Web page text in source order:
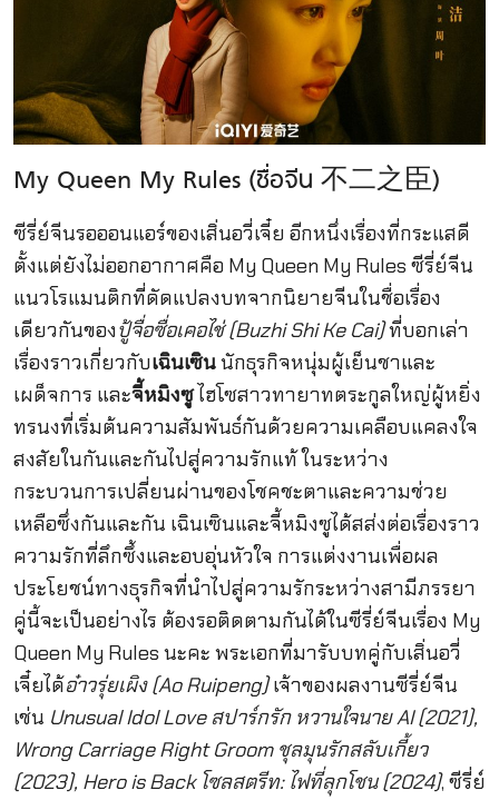
My Queen My Rules (ชื่อจีน 不二之臣)
ซีรี่ย์จีนรอออนแอร์ของเสิ่นอวี่เจี๋ย อีกหนึ่งเรื่องที่กระแสดี
ตั้งแต่ยังไม่ออกอากาศคือ My Queen My Rules ซีรี่ย์จีน
แนวโรแมนติกที่ดัดแปลงบทจากนิยายจีนในชื่อเรื่อง
เดียวกันของปู้จื่อซื่อเคอไช่ (Buzhi Shi Ke Cai)ที่บอกเล่า
เรื่องราวเกี่ยวกับเฉินเซินนักธุรกิจหนุ่มผู้เย็นชาและ
เผด็จการ และจี้หมิงซูไฮโซสาวทายาทตระกูลใหญ่ผู้หยิ่ง
ทรนงที่เริ่มต้นความสัมพันธ์กันด้วยความเคลือบแคลงใจ
สงสัยในกันและกันไปสู่ความรักแท้ ในระหว่าง
กระบวนการเปลี่ยนผ่านของโชคชะตาและความช่วย
เหลือซึ่งกันและกัน เฉินเซินและจี้หมิงซูได้สส่งต่อเรื่องราว
ความรักที่ลึกซึ้งและอบอุ่นหัวใจ การแต่งงานเพื่อผล
ประโยชน์ทางธุรกิจที่นำไปสู่ความรักระหว่างสามีภรรยา
คู่นี้จะเป็นอย่างไร ต้องรอติดตามกันได้ในซีรี่ย์จีนเรื่อง My
Queen My Rules นะคะ พระเอกที่มารับบทคู่กับเสิ่นอวี่
เจี๋ยได้อ๋าวรุ่ยเผิง (Ao Ruipeng)เจ้าของผลงานซีรี่ย์จีน
เช่น Unusual Idol Love สปาร์กรัก หวานใจนาย AI (2021),
Wrong Carriage Right Groom ชุลมุนรักสลับเกี้ยว
(2023), Hero is Back โซลสตรีท: ไฟที่ลุกโชน (2024), ซีรี่ย์